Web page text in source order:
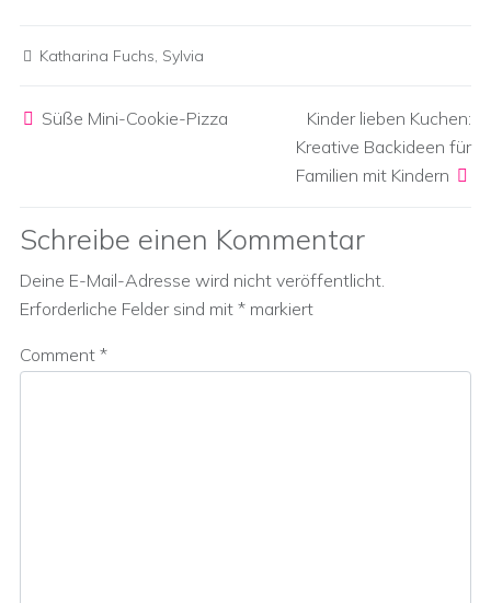
Katharina Fuchs, Sylvia
Süße Mini-Cookie-Pizza
Kinder lieben Kuchen:
Kreative Backideen für
Familien mit Kindern
Schreibe einen Kommentar
Deine E-Mail-Adresse wird nicht veröffentlicht.
Erforderliche Felder sind mit * markiert
Comment *